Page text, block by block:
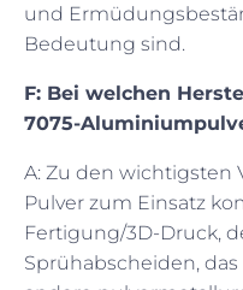
und
Bedeutung sind.
F: Bei welchen
7075-
A: Zu den wichtigsten
Pulver zum Einsatz
Fertigung/3D-Druck,
Sprühabscheiden,